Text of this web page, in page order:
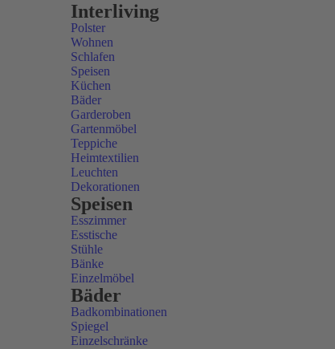
Interliving
Polster
Wohnen
Schlafen
Speisen
Küchen
Bäder
Garderoben
Gartenmöbel
Teppiche
Heimtextilien
Leuchten
Dekorationen
Speisen
Esszimmer
Esstische
Stühle
Bänke
Einzelmöbel
Bäder
Badkombinationen
Spiegel
Einzelschränke